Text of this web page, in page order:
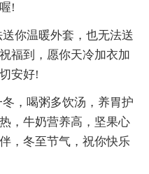
!
你温暖外套，也无法送
福到，愿你天冷加衣加
安好!
，喝粥多饮汤，养胃护
，牛奶营养高，坚果心
，冬至节气，祝你快乐